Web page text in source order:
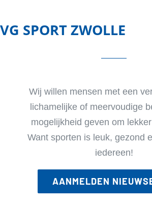
VG SPORT ZWOLLE
Wij willen mensen met een
lichamelijke of meervoudige
mogelijkheid geven om
Want sporten is leuk, gezond
iedereen!
AANMELDEN